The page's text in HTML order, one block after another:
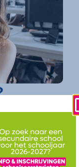
een
we een